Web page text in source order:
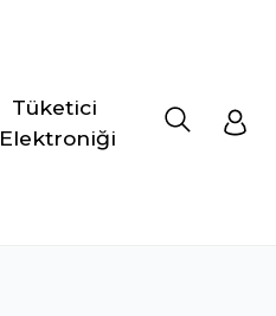
Tüketici
Elektroniği